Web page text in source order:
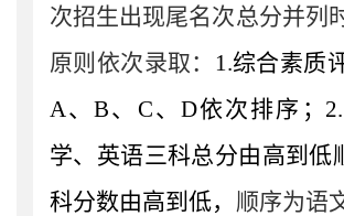
次招生出现尾名次总分并列
原则 依次录取： 1.综合素质
A、B、 C、 D依次排序 ； 2.
学、英语三科总分由高到低
科分数由高到低， 顺序为语